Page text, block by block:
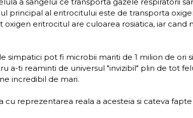
a sangelui ce transporta gazele respiratorii
principal al eritrocitului este de transporta
eritrocitul are culoarea rosiatica, iar
simpatici pot fi microbii mariti de 1 milion de ori
a-ti reaminti de universul "invizibil" plin de tot
incredibil de mari.
cu reprezentarea reala a acesteia si cateva